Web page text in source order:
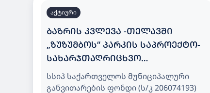
აქტიური
ᲑᲐᲖᲠᲘᲡ ᲙᲕᲚᲔᲕᲐ -ᲗᲔᲚᲐᲕᲨᲘ
„ᲖᲣᲖᲣᲛᲑᲝᲡ“ ᲞᲐᲠᲙᲘᲡ ᲡᲐᲞᲠᲝᲔᲥᲢᲝ-
ᲡᲐᲮᲐᲠᲯᲗᲐᲦᲠᲘᲪᲮᲕᲝ
ᲓᲝᲙᲣᲛᲔᲜᲢᲐᲪᲘᲘᲡ ᲛᲝᲛᲖᲐᲓᲔᲑᲘᲡ
ᲛᲝᲛᲡᲐᲮᲣᲠᲔᲑᲘᲡ ᲡᲐᲮᲔᲚᲛᲬᲘᲤᲝ
სსიპ საქართველოს მუნიციპალური
განვითარების ფონდი (ს/კ 206074193)